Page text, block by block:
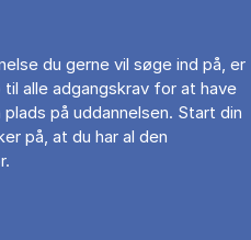
du gerne vil søge ind på, er
alle adgangskrav for at have
på uddannelsen. Start din
på, at du har al den